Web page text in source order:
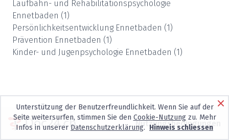
Laufbahn- und Rehabilitationspsychologie
Ennetbaden (1)
Persönlichkeitsentwicklung Ennetbaden (1)
Prävention Ennetbaden (1)
Kinder- und Jugenpsychologie Ennetbaden (1)
Nutzungsbedingungen
Unterstützung der Benutzerfreundlichkeit. Wenn Sie auf der
Seite weitersurfen, stimmen Sie den Cookie-Nutzungzu. Mehr
Infos in unserer Datenschutzerklärung. Hinweis schliessen